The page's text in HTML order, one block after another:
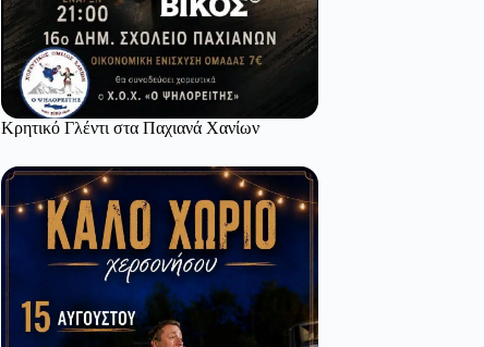
Κρητικό Γλέντι στα Παχιανά Χανίων